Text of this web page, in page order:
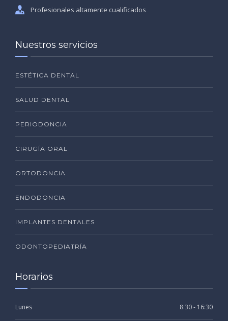
Profesionales altamente cualificados
Nuestros servicios
ESTÉTICA DENTAL
SALUD DENTAL
PERIODONCIA
CIRUGÍA ORAL
ORTODONCIA
ENDODONCIA
IMPLANTES DENTALES
ODONTOPEDIATRÍA
Horarios
Lunes 8:30 - 16:30